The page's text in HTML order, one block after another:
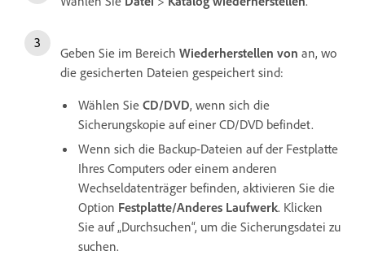
Geben Sie im Bereich Wiederherstellen von an, wo
die gesicherten Dateien gespeichert sind:
Wählen Sie CD/DVD, wenn sich die
Sicherungskopie auf einer CD/DVD befindet.
Wenn sich die Backup-Dateien auf der Festplatte
Ihres Computers oder einem anderen
Wechseldatenträger befinden, aktivieren Sie die
Option Festplatte/Anderes Laufwerk. Klicken
Sie auf „Durchsuchen“, um die Sicherungsdatei zu
suchen.